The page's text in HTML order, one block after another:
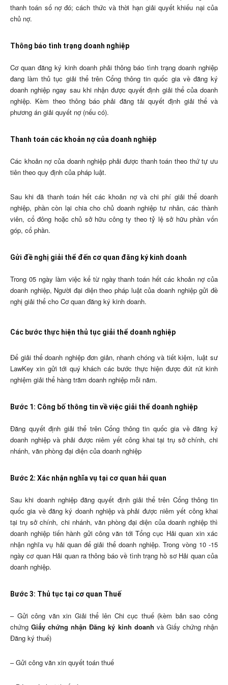
thanh toán số nợ đó; cách thức và thời hạn giải quyết khiếu nại của
chủ nợ.
Thông báo tình trạng doanh nghiệp
Cơ quan đăng ký kinh doanh phải thông báo tình trạng doanh nghiệp
đang làm thủ tục giải thể trên Cổng thông tin quốc gia về đăng ký
doanh nghiệp ngay sau khi nhận được quyết định giải thể của doanh
nghiệp. Kèm theo thông báo phải đăng tải quyết định giải thể và
phương án giải quyết nợ (nếu có).
Thanh toán các khoản nợ của doanh nghiệp
Các khoản nợ của doanh nghiệp phải được thanh toán theo thứ tự ưu
tiên theo quy định của pháp luật.
Sau khi đã thanh toán hết các khoản nợ và chi phí giải thể doanh
nghiệp, phần còn lại chia cho chủ doanh nghiệp tư nhân, các thành
viên, cổ đông hoặc chủ sở hữu công ty theo tỷ lệ sở hữu phần vốn
góp, cổ phần.
Gửi đề nghị giải thể đến cơ quan đăng ký kinh doanh
Trong 05 ngày làm việc kể từ ngày thanh toán hết các khoản nợ của
doanh nghiệp, Người đại diện theo pháp luật của doanh nghiệp gửi đề
nghị giải thể cho Cơ quan đăng ký kinh doanh.
Các bước thực hiện thủ tục giải thể doanh nghiệp
Để giải thể doanh nghiệp đơn giản, nhanh chóng và tiết kiệm, luật sư
LawKey xin gửi tới quý khách các bước thực hiện được đút rút kinh
nghiệm giải thể hàng trăm doanh nghiệp mỗi năm.
Bước 1: Công bố thông tin về việc giải thể doanh nghiệp
Đăng quyết định giải thể trên Cổng thông tin quốc gia về đăng ký
doanh nghiệp và phải được niêm yết công khai tại trụ sở chính, chi
nhánh, văn phòng đại diện của doanh nghiệp
Bước 2: Xác nhận nghĩa vụ tại cơ quan hải quan
Sau khi doanh nghiệp đăng quyết định giải thể trên Cổng thông tin
quốc gia về đăng ký doanh nghiệp và phải được niêm yết công khai
tại trụ sở chính, chi nhánh, văn phòng đại diện của doanh nghiệp thì
doanh nghiệp tiến hành gửi công văn tới Tổng cục Hải quan xin xác
nhận nghĩa vụ hải quan để giải thể doanh nghiệp. Trong vòng 10 -15
ngày cơ quan Hải quan ra thông báo về tình trạng hồ sơ Hải quan của
doanh nghiệp.
Bước 3: Thủ tục tại cơ quan Thuế
– Gửi công văn xin Giải thể lên Chi cục thuế (kèm bản sao công
chứngGiấy chứng nhận Đăng ký kinh doanh và Giấy chứng nhận
Đăng ký thuế)
– Gửi công văn xin quyết toán thuế